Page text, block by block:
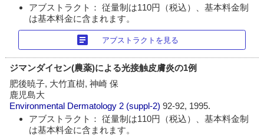
アブストラクト： 従量制は110円（税込）、基本料金制
は基本料金に含まれます。
article アブストラクトを見る
ジマンダイセン(農薬)による光接触皮膚炎の1例
肥後暁子, 大竹直樹, 神崎 保
鹿児島大
Environmental Dermatology 2 (suppl-2)92-92, 1995.
アブストラクト： 従量制は110円（税込）、基本料金制
は基本料金に含まれます。